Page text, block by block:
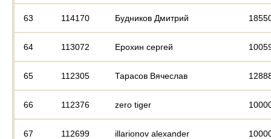
63 114170 Будников Дмитрий
64 113072 Ерохин сергей
65 112305 Тарасов Вячеслав
66 112376 zero tiger
67 112699 illarionov alexander